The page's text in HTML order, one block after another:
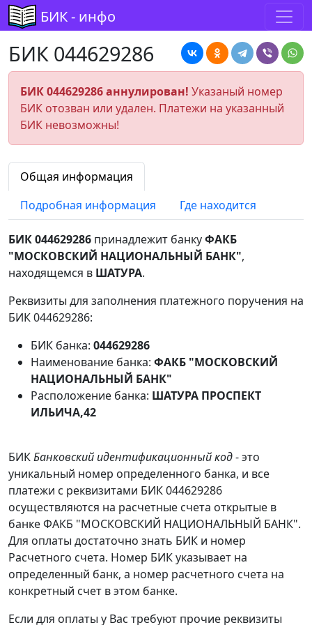
БИК - инфо
БИК 044629286
БИК 044629286 аннулирован! Указаный номер
БИК отозван или удален. Платежи на указанный
БИК невозможны!
Общая информация
Подробная информация
Где находится
БИК 044629286 принадлежит банкуФАКБ
"МОСКОВСКИЙ НАЦИОНАЛЬНЫЙ БАНК",
находящемся в ШАТУРА.
Реквизиты для заполнения платежного поручения на
БИК 044629286:
БИК банка: 044629286
Наименование банка: ФАКБ "МОСКОВСКИЙ
НАЦИОНАЛЬНЫЙ БАНК"
Расположение банка: ШАТУРА ПРОСПЕКТ
ИЛЬИЧА,42
БИКБанковский идентификационный код- это
уникальный номер определенного банка, и все
платежи с реквизитами БИК 044629286
осуществляются на расчетные счета открытые в
банке ФАКБ "МОСКОВСКИЙ НАЦИОНАЛЬНЫЙ БАНК".
Для оплаты достаточно знать БИК и номер
Расчетного счета. Номер БИК указывает на
определенный банк, а номер расчетного счета на
конкретный счет в этом банке.
Если для оплаты у Вас требуют прочие реквизиты